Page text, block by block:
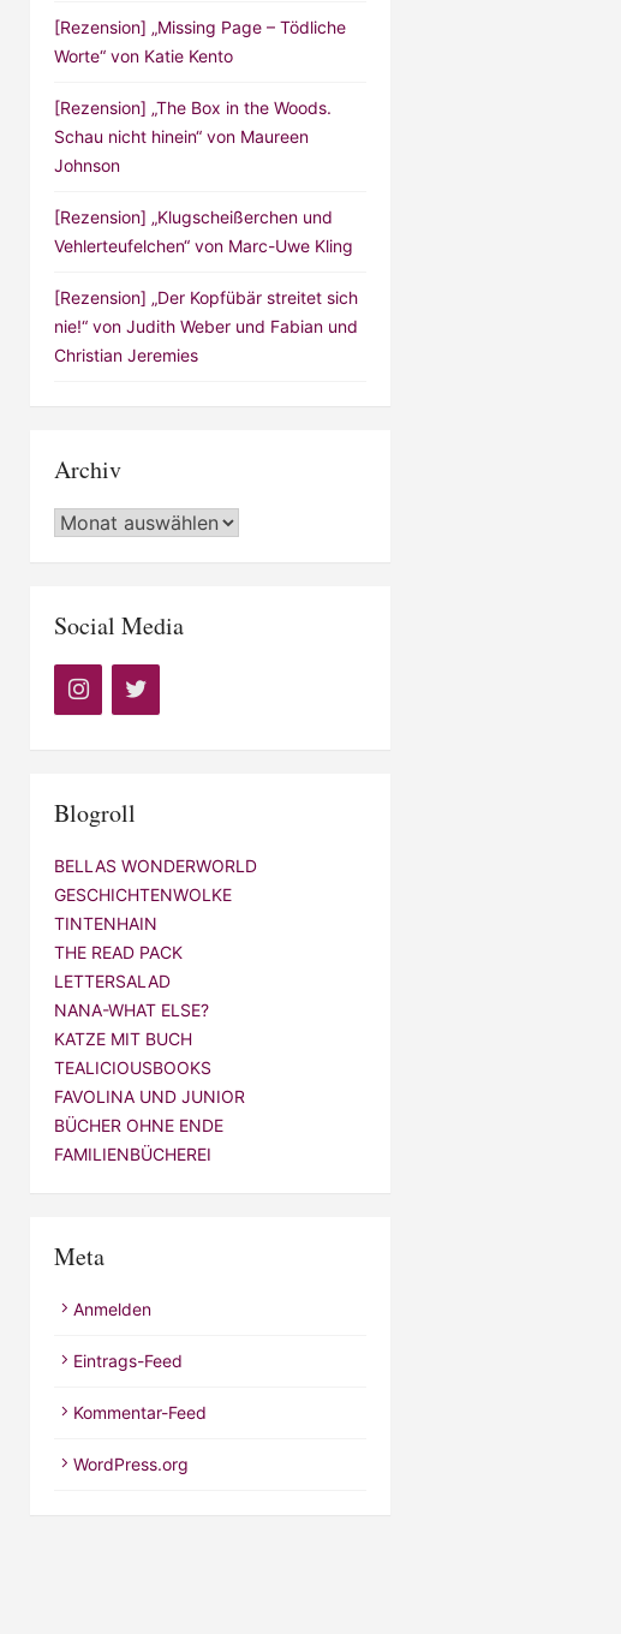
[Rezension] „Missing Page – Tödliche
Worte“ von Katie Kento
[Rezension] „The Box in the Woods.
Schau nicht hinein“ von Maureen
Johnson
[Rezension] „Klugscheißerchen und
Vehlerteufelchen“ von Marc-Uwe Kling
[Rezension] „Der Kopfübär streitet sich
nie!“ von Judith Weber und Fabian und
Christian Jeremies
Archiv
Archiv
Social Media
Blogroll
BELLAS WONDERWORLD
GESCHICHTENWOLKE
TINTENHAIN
THE READ PACK
LETTERSALAD
NANA-WHAT ELSE?
KATZE MIT BUCH
TEALICIOUSBOOKS
FAVOLINA UND JUNIOR
BÜCHER OHNE ENDE
FAMILIENBÜCHEREI
Meta
Anmelden
Eintrags-Feed
Kommentar-Feed
WordPress.org